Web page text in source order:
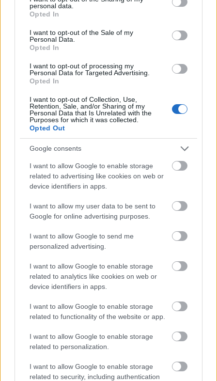
grant or deny consent to Google and its third-party tags to
use your data for below specified purposes in below Google
consent section.
personal data.
Opted In
I want to opt-out of the Sale of my
Personal Data.
Opted In
I want to opt-out of processing my
Personal Data for Targeted Advertising.
Opted In
I want to opt-out of Collection, Use,
Retention, Sale, and/or Sharing of my
Personal Data that Is Unrelated with the
Purposes for which it was collected.
Opted Out
Google consents
I want to allow Google to enable storage
related to advertising like cookies on web or
device identifiers in apps.
I want to allow my user data to be sent to
Google for online advertising purposes.
I want to allow Google to send me
personalized advertising.
I want to allow Google to enable storage
related to analytics like cookies on web or
device identifiers in apps.
I want to allow Google to enable storage
related to functionality of the website or app.
I want to allow Google to enable storage
related to personalization.
I want to allow Google to enable storage
related to security, including authentication
Nyilas (11. 23-12. 21.):
csípő
Ha kedvezni akarsz a Nyilasnak, akkor a legjobb, ha
gyengéden megmasszírozod a csípőjét, hiszen itt
található az erogén zónája. Ami még örömet okoz a
nyilasnak, az a lábai gyengéd simogatása,
Bak (12. 22-01. 20.): comb
A Bak a nyilashoz hasonlóan szereti, ha simogatják
térd nem kimondottan érzéki terület, ha gyengéd
simogatással jutsz el a combokhoz, lenyűgözheted
a bakot.
Vízöntő (01. 21-02. 19.):
boka, vádli
A Vízöntő mindig a különlegességet keresi, ő maga
is szeretne minél egyedibb lenni. Erogén zónája sem
tipikus helyen található, a bokájánál, vádlijánál van a
legérzékenyebb pontja, így a legjobb, ha ezeken a
területeken is kényezteti a partnere.
Halak (02. 20-03. 20.):
lábfej